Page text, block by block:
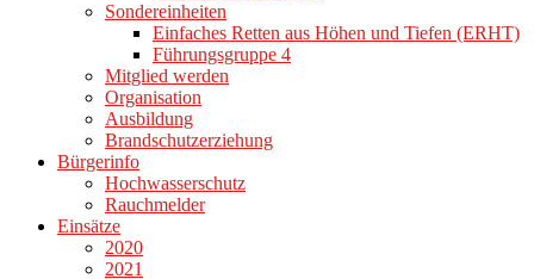
Sondereinheiten
Einfaches Retten aus Höhen und Tiefen (ERHT)
Führungsgruppe 4
Mitglied werden
Organisation
Ausbildung
Brandschutzerziehung
Bürgerinfo
Hochwasserschutz
Rauchmelder
Einsätze
2020
2021